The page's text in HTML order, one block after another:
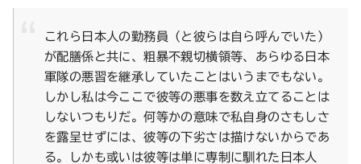
これら日本人の勤務員（と彼らは自ら呼んでいた）
が配膳係と共に、粗暴不親切横領等、あらゆる日本
軍隊の悪習を継承していたことはいうまでもない。
しかし私は今ここで彼等の悪事を数え立てることは
しないつもりだ。何等かの意味で私自身のさもしさ
を露呈せずには、彼等の下劣さは描けないからであ
る。しかも或いは彼等は単に専制に馴れた日本人